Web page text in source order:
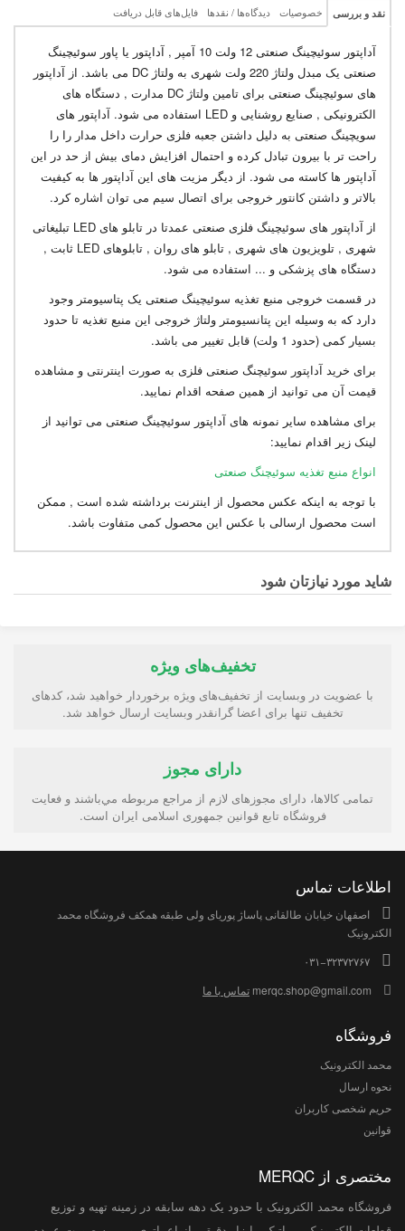
نقد و بررسی خصوصیات دیدگاه‌ها / نقدها فایل‌های قابل دریافت
آداپتور سوئیچینگ صنعتی 12 ولت 10 آمپر , آداپتور یا پاور سوئیچینگ
صنعتی یک مبدل ولتاژ 220 ولت شهری به ولتاژ DC می باشد. از آداپتور
های سوئیچینگ صنعتی برای تامین ولتاژ DC مدارت , دستگاه های
الکترونیکی , صنایع روشنایی و LED استفاده می شود. آداپتور های
سویچینگ صنعتی به دلیل داشتن جعبه فلزی حرارت داخل مدار را را
راحت تر با بیرون تبادل کرده و احتمال افزایش دمای بیش از حد در این
آداپتور ها کاسته می شود. از دیگر مزیت های این آداپتور ها به کیفیت
بالاتر و داشتن کانتور خروجی برای اتصال سیم می توان اشاره کرد.
از آداپتور های سوئیچینگ فلزی صنعتی عمدتا در تابلو های LED تبلیغاتی
شهری , تلویزیون های شهری , تابلو های روان , تابلوهای LED ثابت ,
دستگاه های پزشکی و ... استفاده می شود.
در قسمت خروجی منبع تغذیه سوئیچینگ صنعتی یک پتاسیومتر وجود
دارد که به وسیله این پتانسیومتر ولتاژ خروجی این منبع تغذیه تا حدود
بسیار کمی (حدود 1 ولت) قابل تغییر می باشد.
برای خرید آداپتور سوئیچنگ صنعتی فلزی به صورت اینترنتی و مشاهده
قیمت آن می توانید از همین صفحه اقدام نمایید.
برای مشاهده سایر نمونه های آداپتور سوئیچینگ صنعتی می توانید از
لینک زیر اقدام نمایید:
انواع منبع تغذیه سوئیچنگ صنعتی
با توجه به اینکه عکس محصول از اینترنت برداشته شده است , ممکن
است محصول ارسالی با عکس این محصول کمی متفاوت باشد.
شاید مورد نیازتان شود
تخفیف‌های ویژه
با عضویت در وبسایت از تخفیف‌های ویژه برخوردار خواهید شد، کدهای
تخفیف تنها برای اعضا گرانقدر وبسایت ارسال خواهد شد.
دارای مجوز
تمامی كالاها، دارای مجوزهای لازم از مراجع مربوطه مي‌باشند و فعایت
فروشگاه تابع قوانين جمهوری اسلامی ايران است.
اطلاعات تماس
اصفهان خیابان طالقانی پاساژ پوریای ولی طبقه همکف فروشگاه محمد
الکترونیک
تماس با ما
فروشگاه
محمد الکترونیک
نحوه ارسال
حریم شخصی کاربران
قوانین
مختصری از MERQC
فروشگاه محمد الکترونیک با حدود یک دهه سابقه در زمینه تهیه و توزیع